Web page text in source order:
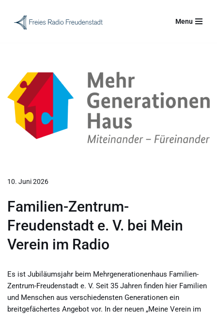
Zum
Menu
10. Juni 2026
Familien-Zentrum-
Freudenstadt e. V. bei Mein
Verein im Radio
Es ist Jubiläumsjahr beim Mehrgenerationenhaus Familien-
Zentrum-Freudenstadt e. V. Seit 35 Jahren finden hier Familien
und Menschen aus verschiedensten Generationen ein
breitgefächertes Angebot vor. In der neuen „Meine Verein im